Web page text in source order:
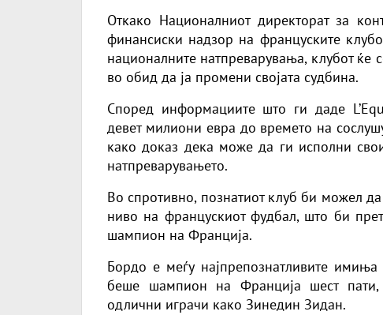
Откако Националниот директорат за
финансиски надзор на француските
националните натпреварувања, клубот ќе
во обид да ја промени својата судбина.
Според информациите што ги даде
девет милиони евра до времето на
како доказ дека може да ги исполни
натпреварувањето.
Во спротивно, познатиот клуб би можел
ниво на францускиот фудбал, што би
шампион на Франција.
Бордо е меѓу најпрепознатливите
беше шампион на Франција шест
одлични играчи како Зинедин Зидан.